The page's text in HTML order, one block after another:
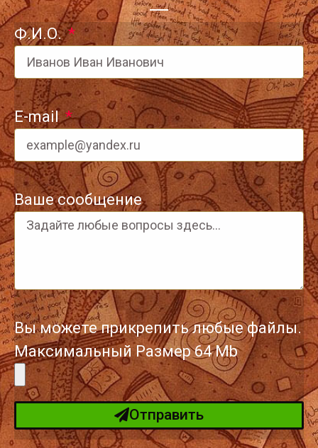
Ф.И.О.
E-mail
Ваше сообщение
Вы можете прикрепить любые файлы.
Максимальный Размер 64 Mb
Отправить